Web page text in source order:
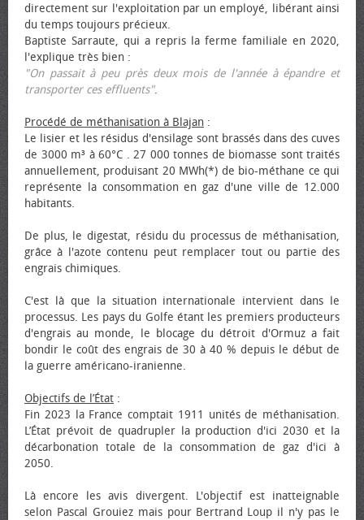
directement sur l'exploitation par un employé, libérant ainsi
du temps toujours précieux.
Baptiste Sarraute, qui a repris la ferme familiale en 2020,
l'explique très bien :
"On passait à peu près deux mois de l'année à épandre et
transporter ces effluents".
Procédé de méthanisation à Blajan :
Le lisier et les résidus d'ensilage sont brassés dans des cuves
de 3000 m³ à 60°C . 27 000 tonnes de biomasse sont traités
annuellement, produisant 20 MWh(*) de bio-méthane ce qui
représente la consommation en gaz d'une ville de 12.000
habitants.
De plus, le digestat, résidu du processus de méthanisation,
grâce à l'azote contenu peut remplacer tout ou partie des
engrais chimiques.
C'est là que la situation internationale intervient dans le
processus. Les pays du Golfe étant les premiers producteurs
d'engrais au monde, le blocage du détroit d'Ormuz a fait
bondir le coût des engrais de 30 à 40 % depuis le début de
la guerre américano-iranienne.
Objectifs de l’État :
Fin 2023 la France comptait 1911 unités de méthanisation.
L’État prévoit de quadrupler la production d'ici 2030 et la
décarbonation totale de la consommation de gaz d'ici à
2050.
Là encore les avis divergent. L'objectif est inatteignable
selon Pascal Grouiez mais pour Bertrand Loup il n'y pas le